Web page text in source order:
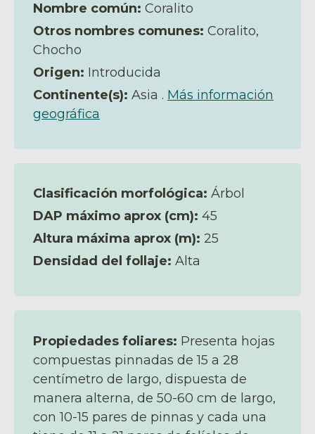
Nombre común: Coralito
Otros nombres comunes: Coralito,
Chocho
Origen: Introducida
Continente(s): Asia . Más información
geográfica
Clasificación morfológica: Árbol
DAP máximo aprox (cm): 45
Altura máxima aprox (m): 25
Densidad del follaje: Alta
Propiedades foliares: Presenta hojas
compuestas pinnadas de 15 a 28
centímetro de largo, dispuesta de
manera alterna, de 50-60 cm de largo,
con 10-15 pares de pinnas y cada una